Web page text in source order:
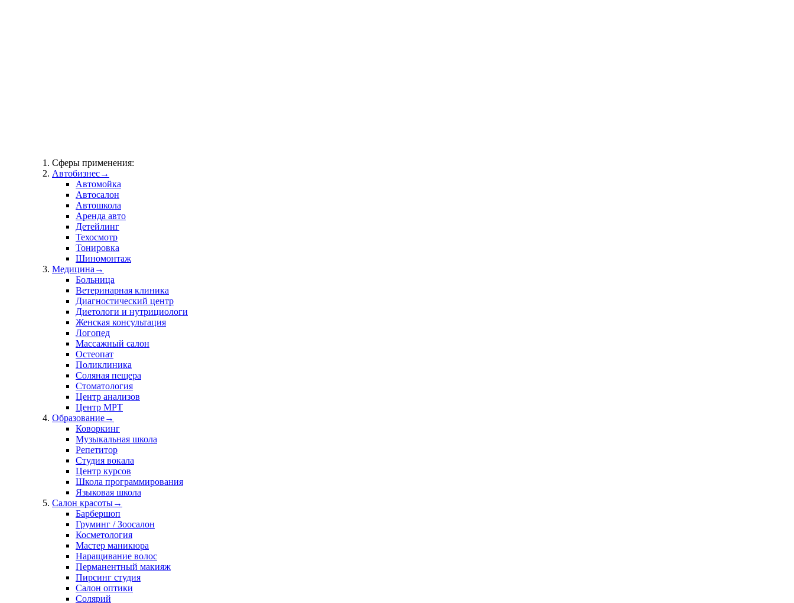
Сферы применения:
Автобизнес→
Автомойка
Автосалон
Автошкола
Аренда авто
Детейлинг
Техосмотр
Тонировка
Шиномонтаж
Медицина →
Больница
Ветеринарная клиника
Диагностический центр
Диетологи и нутрициологи
Женская консультация
Логопед
Массажный салон
Остеопат
Поликлиника
Соляная пещера
Стоматология
Центр анализов
Центр МРТ
Образование→
Коворкинг
Музыкальная школа
Репетитор
Студия вокала
Центр курсов
Школа программирования
Языковая школа
Салон красоты→
Барбершоп
Груминг / Зоосалон
Косметология
Мастер маникюра
Наращивание волос
Перманентный макияж
Пирсинг студия
Салон оптики
Солярий